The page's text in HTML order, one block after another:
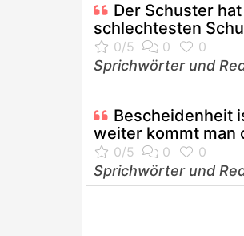
Der Schuster
schlechtesten
Sprichwörter und
Bescheidenheit
weiter kommt man
Sprichwörter und